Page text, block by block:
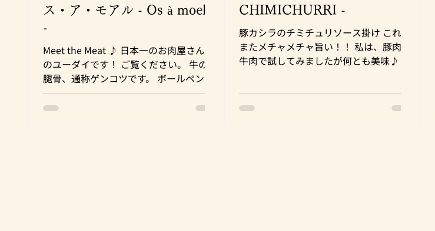
ス・ア・モアル - Os à moelle
-
Meet the Meat ♪ 日本一のお肉屋さん 肉
のユーダイです！ ご覧ください。 牛の大
腿骨、通称ゲンコツです。 ボールペンと
比較するとその大きさが伝わりますか
ね！？ 日本には、叱られて頭にゲンコツ
CHIMICHURRI -
豚カシラのチミチュリソース掛け これが
またメチャメチャ旨い！！ 私は、豚肉・
牛肉で試してみましたが何とも美味♪ 野
えて頂いたのでシェアします！ 皆さんも